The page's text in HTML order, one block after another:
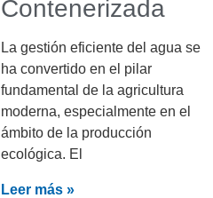
Contenerizada
La gestión eficiente del agua se
ha convertido en el pilar
fundamental de la agricultura
moderna, especialmente en el
ámbito de la producción
ecológica. El
Leer más »